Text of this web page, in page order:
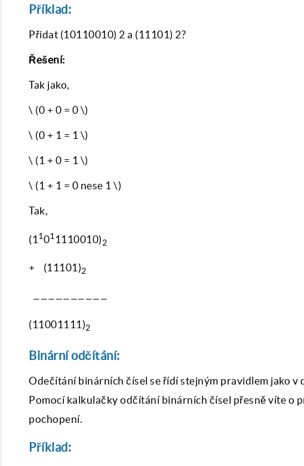
Příklad:
Přidat (10110010) 2 a (11101) 2?
Řešení:
Tak jako,
\ (0 + 0 = 0 \)
\ (0 + 1 = 1 \)
\ (1 + 0 = 1 \)
\ (1 + 1 = 0 nese 1 \)
Tak,
(1 101 1110010)2
+ (11101)2
——————————
(11001111)2
Binární odčítání:
Odečítání binárních čísel se řídí stejným pravidlem jako
Pomocí kalkulačky odčítání binárních čísel přesně víte
pochopení.
Příklad: